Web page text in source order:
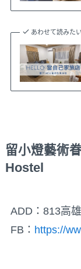
あわせて読みたい
留小燈藝術
Hostel
ADD：813高
FB： https://